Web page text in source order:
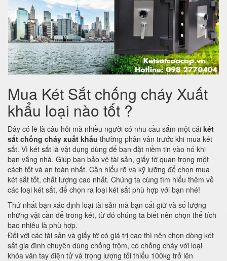
Mua Két Sắt chống cháy Xuất
khẩu loại nào tốt ?
Đây có lẽ là câu hỏi mà nhiều người có nhu cầu sắm một cái két
sắt chống cháy xuất khẩu thường phân vân trước khi mua két
sắt. Vì két sắt là vật dụng dùng để bạn đặt niềm tin vào nó khi
bạn vắng nhà. Giúp bạn bảo vệ tài sản, giấy tờ quan trọng một
cách tốt và an toàn nhất. Cần hiểu rõ và kỹ lưỡng để chọn mua
két sắt tốt, chất lượng cao nhất. Chúng ta cùng tìm hiểu thêm về
các loại két sắt, để chọn ra loại két sắt phù hợp với bạn nhé!
Thứ nhất bạn xác định loại tài sản mà bạn cất giữ và số lượng
những vật cần để trong két, từ đó chúng ta biết nên chọn thể tích
bao nhiêu là phù hợp.
Đối với các tài sản và giấy tờ có giá trị cao thì nên chọn dòng két
sắt gia đình chuyên dùng chống trộm, có chống cháy với loại
khóa vân tay điện tử và trọng lượng tối thiểu 100kg trở lên